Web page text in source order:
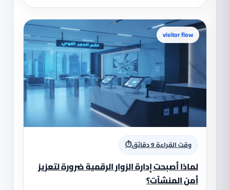
visitor flow
⏱ وقت القراءة 9 دقائق
لماذا أصبحت إدارة الزوار الرقمية ضرورة لتعزيز
أمن المنشآت؟